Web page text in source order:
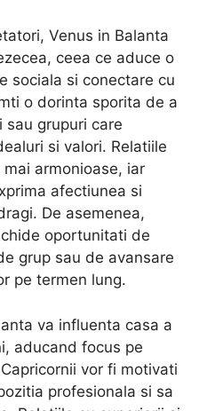
Venus in Balanta
ceea ce aduce o
sociala si conectare cu
o dorinta sporita de a
sau grupuri care
si valori. Relatiile
armonioase, iar
afectiunea si
De asemenea,
oportunitati de
grup sau de avansare
pe termen lung.
va influenta casa a
aducand focus pe
vor fi motivati
profesionala si sa